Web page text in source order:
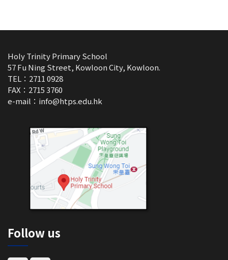
Holy Trinity Primary School
57 Fu Ning Street, Kowloon City, Kowloon.
TEL：2711 0928
FAX：2715 3760
e-mail： info@htps.edu.hk
Follow us